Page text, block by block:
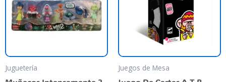
Juguetería
se
pueden
elegir
Juegos de Mesa